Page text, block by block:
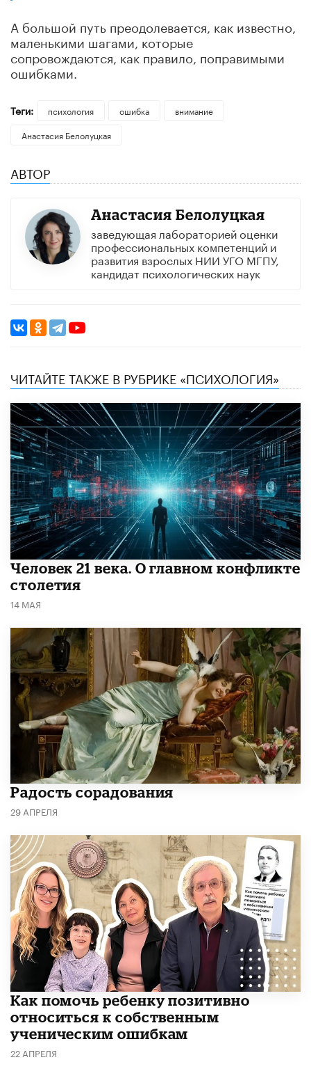
А большой путь преодолевается, как известно,
маленькими шагами, которые
сопровождаются, как правило, поправимыми
ошибками.
Теги: психология ошибка
внимание
Анастасия Белолуцкая
АВТОР
Анастасия Белолуцкая
заведующая лабораторией оценки
профессиональных компетенций и
развития взрослых НИИ УГО МГПУ,
кандидат психологических наук
ЧИТАЙТЕ ТАКЖЕ В РУБРИКЕ «ПСИХОЛОГИЯ»
​Человек 21 века. О главном конфликте
столетия
14 МАЯ
Радость сорадования
29 АПРЕЛЯ
Как помочь ребенку позитивно
относиться к собственным
ученическим ошибкам
22 АПРЕЛЯ